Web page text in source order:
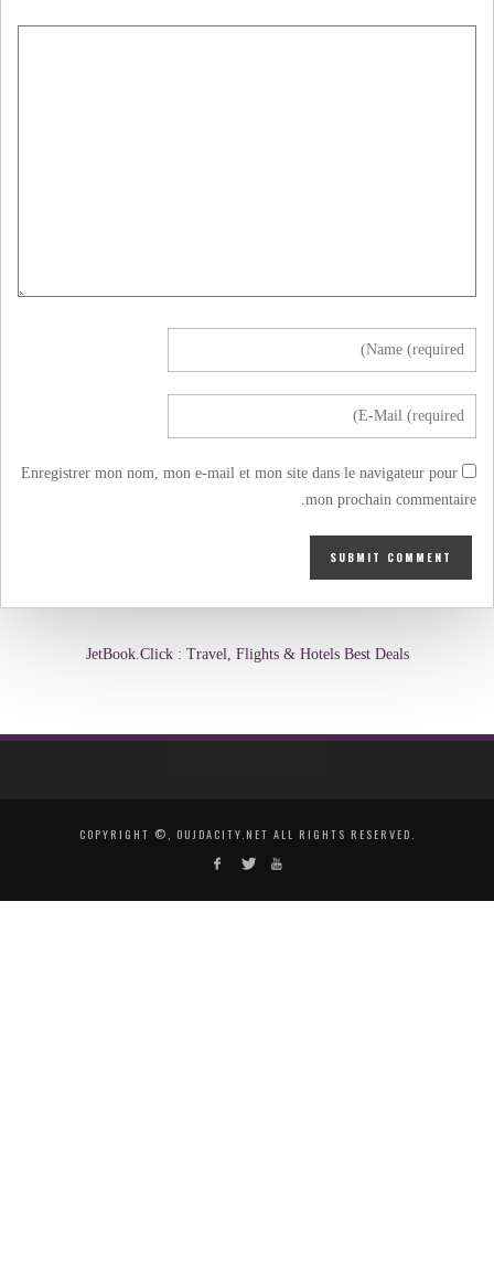
Enregistrer mon nom, mon e-mail et mon site dans le navigateur pour
mon prochain commentaire.
JetBook.Click : Travel, Flights & Hotels Best Deals
COPYRIGHT ©, OUJDACITY.NET ALL RIGHTS RESERVED.